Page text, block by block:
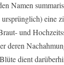
Namen
eine
und
deren
dient